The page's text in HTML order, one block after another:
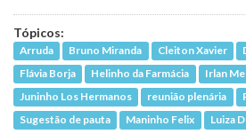
Tópicos:
Arruda Bruno Miranda Cleiton Xavier
Flávia Borja
Helinho da Farmácia
Irlan
Juninho Los Hermanos
reunião plenária
Sugestão de pauta
Maninho Felix Luiza